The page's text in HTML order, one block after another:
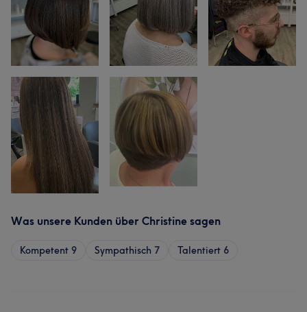
Was unsere Kunden über Christine sagen
Kompetent 9 Sympathisch 7 Talentiert 6